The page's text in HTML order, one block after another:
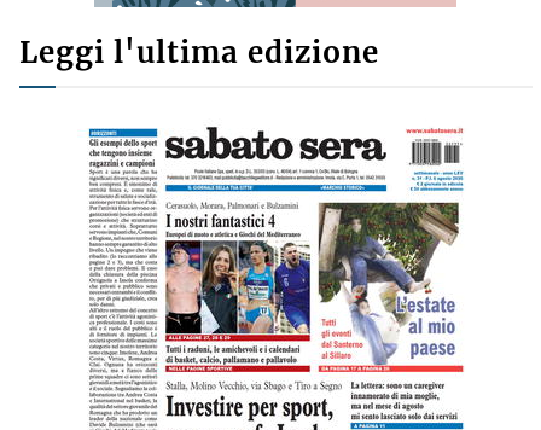
Leggi l'ultima edizione